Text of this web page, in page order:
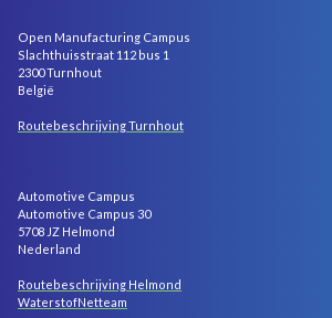
Open Manufacturing Campus
Slachthuisstraat 112 bus 1
2300 Turnhout
België
Routebeschrijving Turnhout
Automotive Campus
Automotive Campus 30
5708 JZ Helmond
Nederland
Routebeschrijving Helmond
WaterstofNetteam